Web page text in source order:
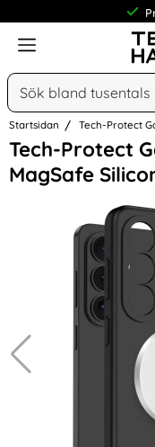
Meny
Sök
Startsidan Tech-Protect
Tech-Protect
MagSafe
Hoppa
över
Bilder